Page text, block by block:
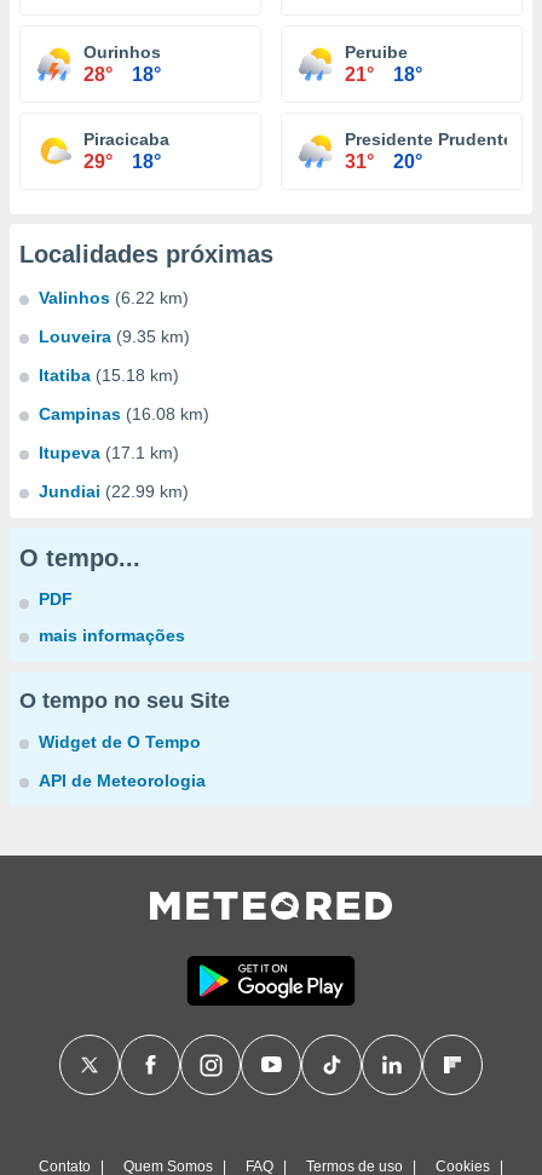
Ourinhos
28° 18°
Peruibe
21° 18°
Piracicaba
29° 18°
Presidente Prudente
31° 20°
Localidades próximas
Valinhos (6.22 km)
Louveira (9.35 km)
Itatiba (15.18 km)
Campinas (16.08 km)
Itupeva (17.1 km)
Jundiai (22.99 km)
O tempo...
PDF
mais informações
O tempo no seu Site
Widget de O Tempo
API de Meteorologia
Contato Quem Somos FAQ Termos de uso Cookies